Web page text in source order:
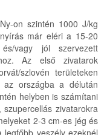
on szintén 1000 J/kg
már eléri a 15-20
vagy jól szervezett
Az első zivatarok
szlovén területeken
országba a délután
helyben is számítani
zivatarokra
2-3 cm-es jég és
veszély ezeknél